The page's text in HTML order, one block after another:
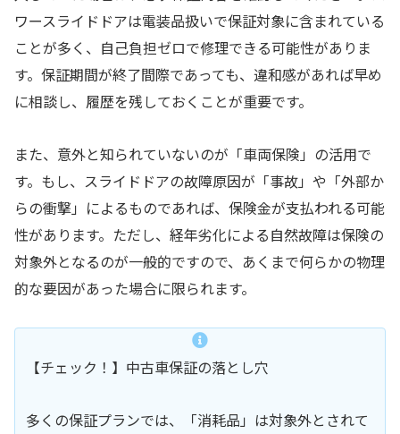
ワースライドドアは電装品扱いで保証対象に含まれている
ことが多く、自己負担ゼロで修理できる可能性がありま
す。保証期間が終了間際であっても、違和感があれば早め
に相談し、履歴を残しておくことが重要です。
また、意外と知られていないのが「車両保険」の活用で
す。もし、スライドドアの故障原因が「事故」や「外部か
らの衝撃」によるものであれば、保険金が支払われる可能
性があります。ただし、経年劣化による自然故障は保険の
対象外となるのが一般的ですので、あくまで何らかの物理
的な要因があった場合に限られます。
【チェック！】中古車保証の落とし穴
多くの保証プランでは、「消耗品」は対象外とされて